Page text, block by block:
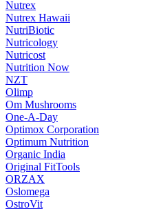
Nutrex
Nutrex Hawaii
NutriBiotic
Nutricology
Nutricost
Nutrition Now
NZT
Olimp
Om Mushrooms
One-A-Day
Optimox Corporation
Optimum Nutrition
Organic India
Original FitTools
ORZAX
Oslomega
OstroVit